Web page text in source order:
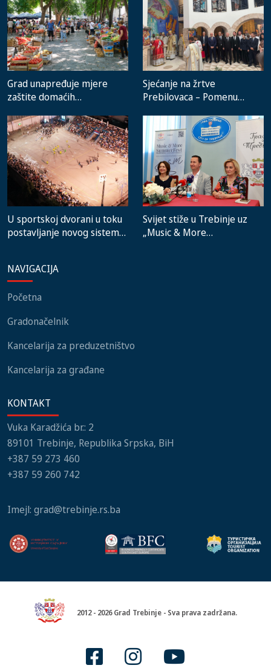
Grad unapređuje mjere
zaštite domaćih
pijace
Sjećanje na žrtve
Prebilovaca – Pomenu
institucija, lokalnih
zajednica i građani
U sportskoj dvorani u toku
postavljanje novog sistema
Svijet stiže u Trebinje uz
„Music & More
NAVIGACIJA
Početna
Gradonačelnik
Kancelarija za preduzetništvo
Kancelarija za građane
KONTAKT
Vuka Karadžića br.: 2
89101 Trebinje, Republika Srpska, BiH
+387 59 273 460
+387 59 260 742
Imejl: grad@trebinje.rs.ba
2012 - 2026 Grad Trebinje - Sva prava zadržana.